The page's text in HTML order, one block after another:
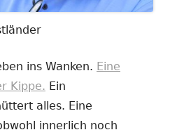
ins Wanken. Eine
Kippe. Ein
alles. Eine
innerlich noch